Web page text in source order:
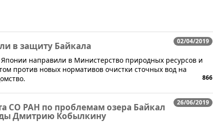
02/04/2019
в защиту Байкала
направили в Министерство природных ресурсов и
против новых нормативов очистки сточных вод на
866
26/06/2019
СО РАН по проблемам озера Байкал
Дмитрию Кобылкину